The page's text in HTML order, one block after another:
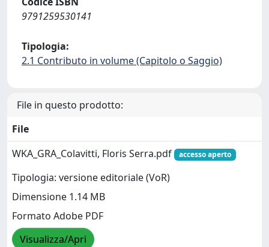
9791259530141
Tipologia:
2.1 Contributo in volume (Capitolo o Saggio)
File in questo prodotto:
File
WKA_GRA_Colavitti, Floris Serra.pdf
accesso aperto
Tipologia: versione editoriale (VoR)
Dimensione 1.14 MB
Formato Adobe PDF
Visualizza/Apri